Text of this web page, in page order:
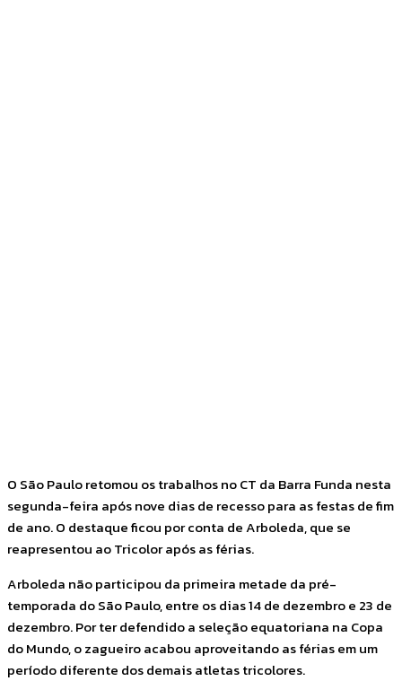
O São Paulo retomou os trabalhos no CT da Barra Funda nesta
segunda-feira após nove dias de recesso para as festas de fim
de ano. O destaque ficou por conta de Arboleda, que se
reapresentou ao Tricolor após as férias.
Arboleda não participou da primeira metade da pré-
temporada do São Paulo, entre os dias 14 de dezembro e 23 de
dezembro. Por ter defendido a seleção equatoriana na Copa
do Mundo, o zagueiro acabou aproveitando as férias em um
período diferente dos demais atletas tricolores.